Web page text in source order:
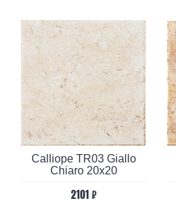
Calliope TR03 Giallo
Chiaro 20x20
2101 ₽